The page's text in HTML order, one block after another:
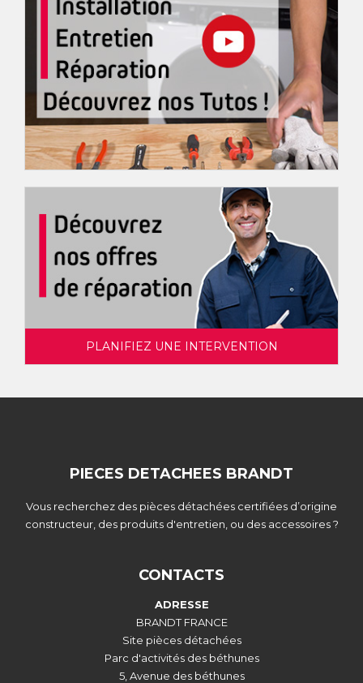
PLANIFIEZ UNE INTERVENTION
PIECES DETACHEES BRANDT
Vous recherchez des pièces détachées certifiées d’origine
constructeur, des produits d'entretien, ou des accessoires ?
CONTACTS
ADRESSE
BRANDT FRANCE
Site pièces détachées
Parc d'activités des béthunes
5, Avenue des béthunes